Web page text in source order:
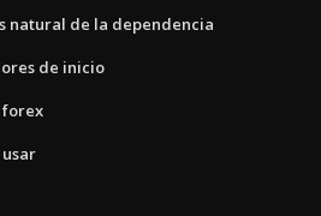
natural de la dependencia
de inicio